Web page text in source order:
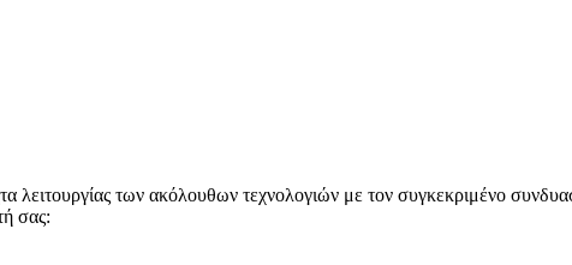
λειτουργίας των ακόλουθων τεχνολογιών με τον συγκεκριμένο
σας: